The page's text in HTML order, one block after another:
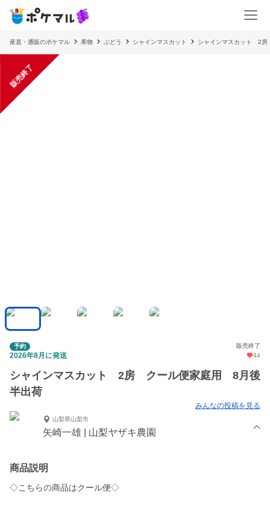
産直・通販のポケマル 果物 ぶどう シャインマスカット シャインマスカット 2
販売終了
予約 販売終了
2026年8月に発送 44
シャインマスカット 2房 クール便家庭用 8月後
半出荷
みんなの投稿を見る
山梨県山梨市
矢崎一雄 | 山梨ヤザキ農園
商品説明
◇こちらの商品はクール便◇